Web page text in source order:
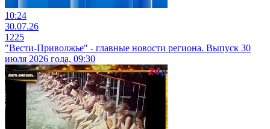
10:24
30.07.26
1225
"Вести-Приволжье" - главные новости региона. Выпуск 30
июля 2026 года, 09:30